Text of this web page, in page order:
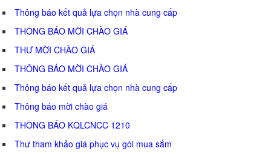
Thông báo kết quả lựa chọn nhà cung cấp
THÔNG BÁO MỜI CHÀO GIÁ
THƯ MỜI CHÀO GIÁ
THÔNG BÁO MỜI CHÀO GIÁ
Thông báo kết quả lựa chọn nhà cung cấp
Thông báo mời chào giá
THÔNG BÁO KQLCNCC 1210
Thư tham khảo giá phục vụ gói mua sắm